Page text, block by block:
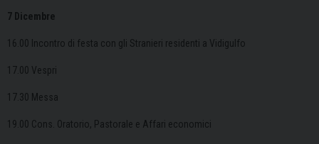
7 Dicembre
16.00 Incontro di festa con gli Stranieri residenti a Vidigulfo
17.00 Vespri
17.30 Messa
19.00 Cons. Oratorio, Pastorale e Affari economici